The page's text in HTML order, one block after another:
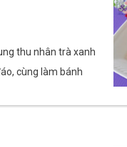
thu nhân trà xanh
cùng làm bánh